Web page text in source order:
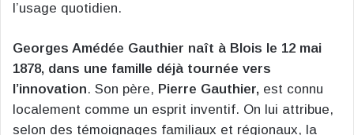
l’usage quotidien.
Georges Amédée Gauthier naît à Blois le 12 mai
1878, dans une famille déjà tournée vers
l’innovation. Son père, Pierre Gauthier, est connu
localement comme un esprit inventif. On lui attribue,
selon des témoignages familiaux et régionaux, la